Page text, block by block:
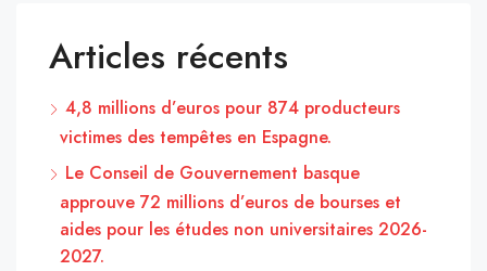
Articles récents
4,8 millions d’euros pour 874 producteurs
victimes des tempêtes en Espagne.
Le Conseil de Gouvernement basque
approuve 72 millions d’euros de bourses et
aides pour les études non universitaires 2026-
2027.